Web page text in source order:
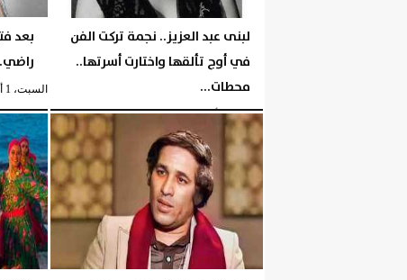
لبنى عبد العزيز.. نجمة تركت الفن
في أوج تألقها واختارت أسرتها..
محطات...
السبت، 1 أغسطس 2026 05:35 مـ
بعد
السبت، 1 أغسطس 2026